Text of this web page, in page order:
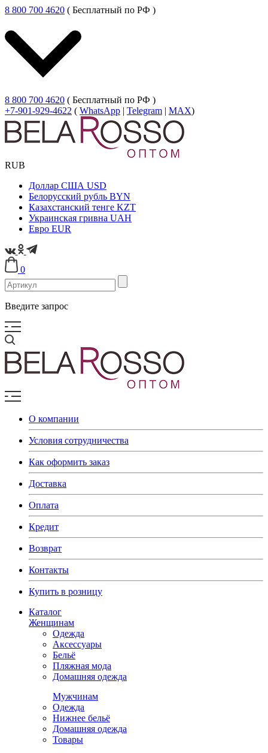
8 800 700 4620 ( Бесплатный по РФ )
8 800 700 4620 ( Бесплатный по РФ )
+7-901-929-4622 ( WhatsApp | Telegram | MAX)
RUB
Доллар США USD
Белорусский рубль BYN
Казахстанский тенге KZT
Украинская гривна UAH
Евро EUR
0
Введите запрос
О компании
Условия сотрудничества
Как оформить заказ
Доставка
Оплата
Кредит
Возврат
Контакты
Купить в розницу
Каталог
Женщинам
Одежда
Аксессуары
Бельё
Пляжная мода
Домашняя одежда
Мужчинам
Одежда
Нижнее бельё
Домашняя одежда
Товары